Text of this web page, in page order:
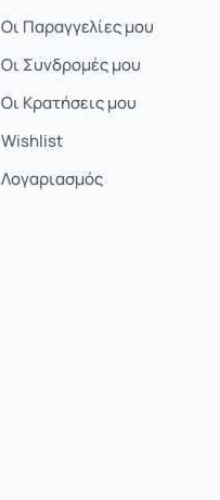
Οι Παραγγελίες μου
Οι Συνδρομές μου
Οι Κρατήσεις μου
Wishlist
Λογαριασμός